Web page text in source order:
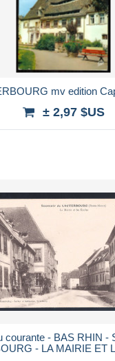
mv edition
± 2,97 $US
courante - BAS RHIN -
- LA MAIRIE ET